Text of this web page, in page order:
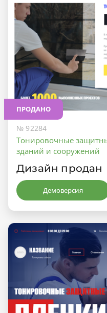
ПРОДАНО
№ 92284
Тонировочные
зданий и сооружений
Дизайн продан
Демоверсия